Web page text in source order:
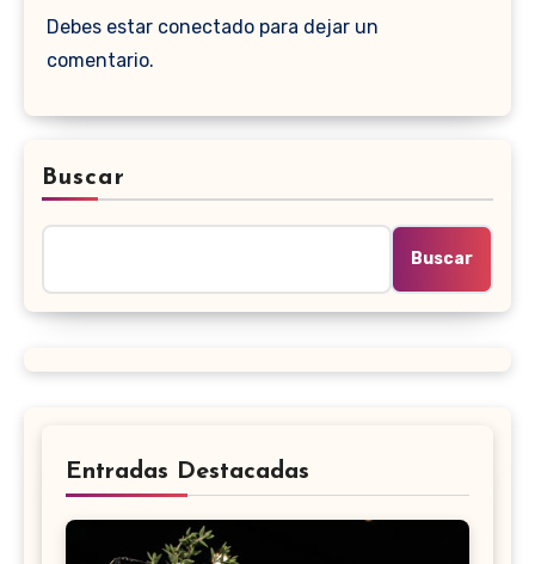
Debes estar conectado para dejar un
comentario.
Buscar
Buscar
Entradas Destacadas